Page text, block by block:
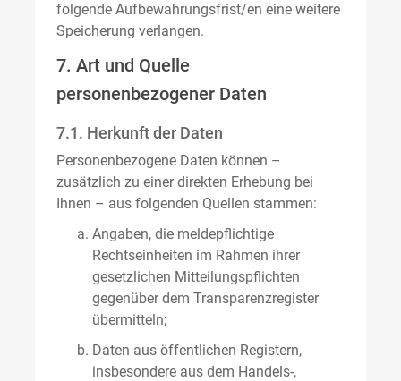
folgende Aufbewahrungsfrist/en eine weitere
Speicherung verlangen.
7. Art und Quelle
personenbezogener Daten
7.1. Herkunft der Daten
Personenbezogene Daten können –
zusätzlich zu einer direkten Erhebung bei
Ihnen – aus folgenden Quellen stammen:
Angaben, die meldepflichtige
Rechtseinheiten im Rahmen ihrer
gesetzlichen Mitteilungspflichten
gegenüber dem Transparenzregister
übermitteln;
Daten aus öffentlichen Registern,
insbesondere aus dem Handels-,